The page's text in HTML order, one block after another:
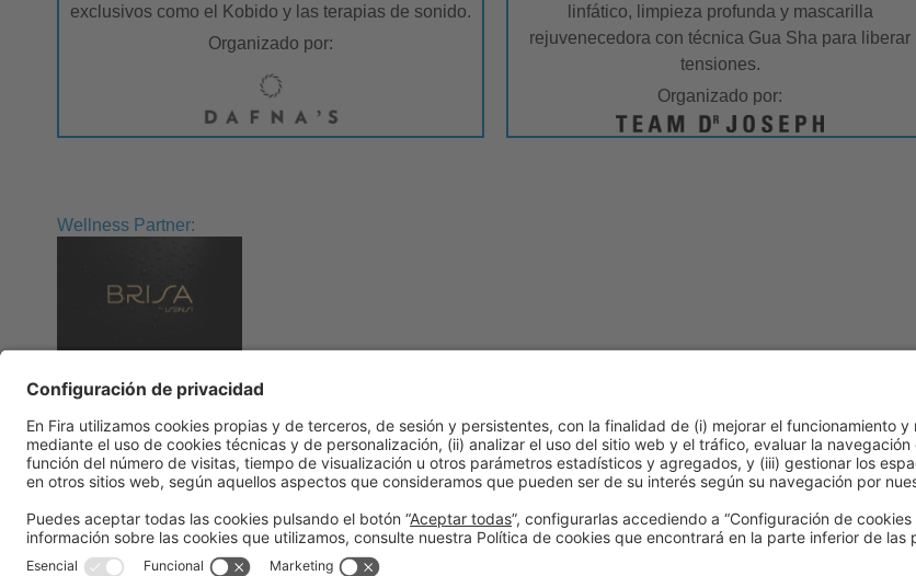
exclusivos como el Kobido y las terapias de sonido.
Organizado por:
linfático, limpieza profunda y mascarilla
rejuvenecedora con técnica Gua Sha para liberar
tensiones.
Organizado por:
Wellness Partner:
Información generalAviso legalPolítica de privacidadPolítica de cookies